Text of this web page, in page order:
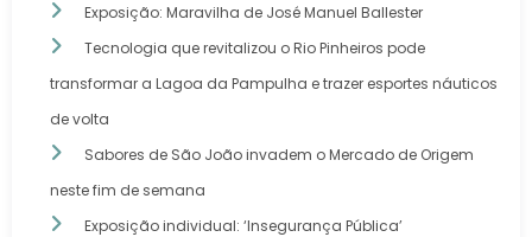
Exposição: Maravilha de José Manuel Ballester
Tecnologia que revitalizou o Rio Pinheiros pode
transformar a Lagoa da Pampulha e trazer esportes náuticos
de volta
Sabores de São João invadem o Mercado de Origem
neste fim de semana
Exposição individual: ‘Insegurança Pública’